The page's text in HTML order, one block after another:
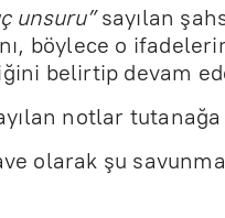
unsuru”sayılan
böylece o
belirtip devam
notlar tutanağa
olarak şu